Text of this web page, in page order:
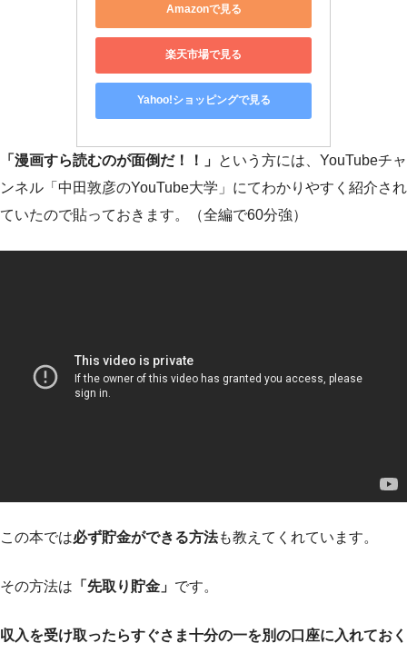
Amazonで見る
楽天市場で見る
Yahoo!ショッピングで見る
「漫画すら読むのが面倒だ！！」 という方には、YouTubeチャ
ンネル「中田敦彦のYouTube大学」にてわかりやすく紹介され
ていたので貼っておきます。（全編で60分強）
この本では必ず貯金ができる方法も教えてくれています。
その方法は 「先取り貯金」 です。
収入を受け取ったらすぐさま十分の一を別の口座に入れておく